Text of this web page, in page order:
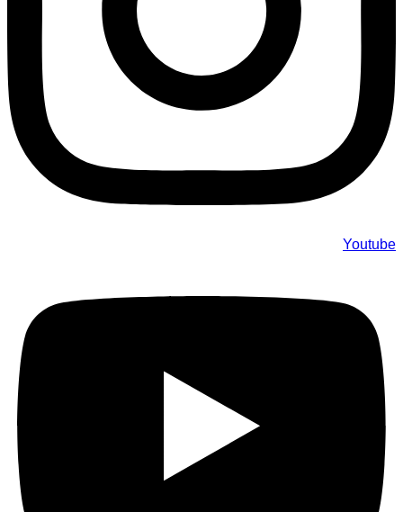
Youtube